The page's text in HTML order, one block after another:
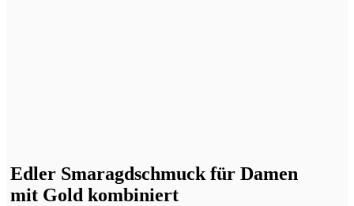
Edler Smaragdschmuck für Damen
mit Gold kombiniert